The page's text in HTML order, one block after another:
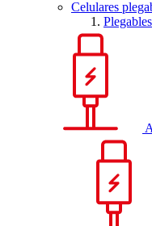
Celulares
Plegables